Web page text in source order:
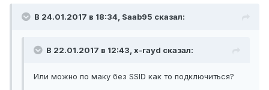
В 24.01.2017 в 18:34, Saab95 сказал:
В 22.01.2017 в 12:43, x-rayd сказал:
Или можно по маку без SSID как то подключиться?